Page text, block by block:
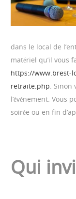
dans le local de
matériel qu’il vous
https://www.brest-
retraite.php. Sinon
l’événement. Vous
soirée ou en fin
Qui